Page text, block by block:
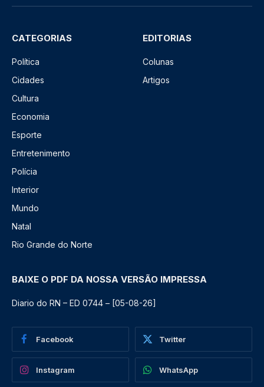
CATEGORIAS
Política
Cidades
Cultura
Economia
Esporte
Entretenimento
Polícia
Interior
Mundo
Natal
Rio Grande do Norte
EDITORIAS
Colunas
Artigos
BAIXE O PDF DA NOSSA VERSÃO IMPRESSA
Diario do RN – ED 0744 – [05-08-26]
Facebook Twitter
Instagram WhatsApp